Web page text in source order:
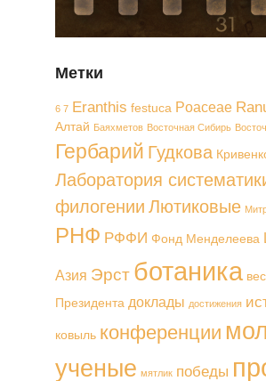
Метки
6 7 Eranthis festuca Poaceae
Алтай Баяхметов Восточная Сибирь
Гербарий Гудкова
Лаборатория
филогении Лютиковые
РНФ РФФИ Фонд Менделеева
Азия Эрст ботаника
Президента доклады достижения
ковыль конференции
ученые мятлик победы